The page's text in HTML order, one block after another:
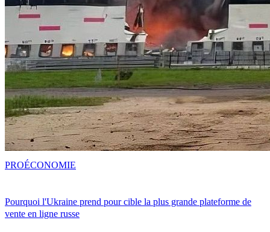
Pourquoi l'Ukraine prend pour cible la plus grande plateforme de
vente en ligne russe
PROÉCONOMIE